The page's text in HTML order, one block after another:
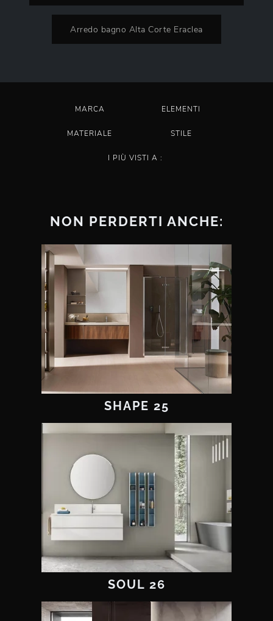
Arredo bagno Alta Corte Eraclea
MARCA ELEMENTI
MATERIALE STILE
I PIÙ VISTI A :
NON PERDERTI ANCHE:
SHAPE 25
SOUL 26